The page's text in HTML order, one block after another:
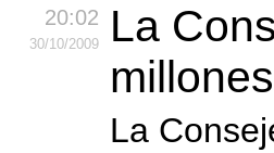
20:02
30/10/2009
La
La